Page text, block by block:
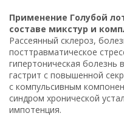
Применение Голубой
составе микстур и
Рассеянный склероз,
посттравматическое
гипертоническая болезнь
гастрит с повышенной
с компульсивным
синдром хронической
импотенция.